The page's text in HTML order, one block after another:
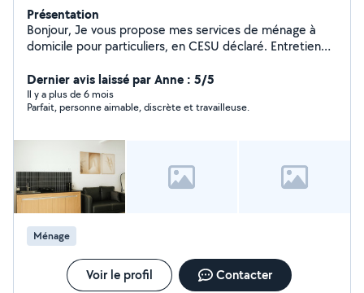
Présentation
Bonjour, Je vous propose mes services de ménage à
domicile pour particuliers, en CESU déclaré. Entretien
poussières Changement des draps / linge si besoin
Toujours la même personne 16 / heure (CESU congés
payés inclus) Disponible du lundi au vendredi de 9h à 17h
alentours (20 km) Idéal pour un entretien régulier ou
ponctuel. Contactez-moi par message. Bonne journée.
Alex.
Dernier avis laissé par Anne : 5/5
Il y a plus de 6 mois
Parfait, personne aimable, discrète et travailleuse.
Ménage
Voir le profil Contacter